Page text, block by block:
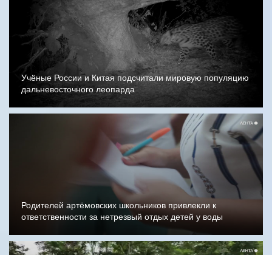
Учёные России и Китая подсчитали мировую популяцию
дальневосточного леопарда
Родителей артёмовских школьников привлекли к
ответственности за нетрезвый отдых детей у воды